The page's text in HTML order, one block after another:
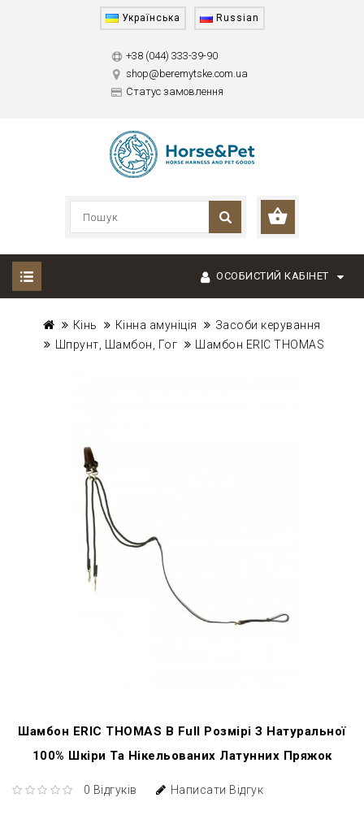
Українська Russian
+38 (044) 333-39-90
shop@beremytske.com.ua
Статус замовлення
ОСОБИСТИЙ КАБІНЕТ
Кінь Кінна амуніція
Засоби керування
Шпрунт, Шамбон, Гог
Шамбон ERIC THOMAS
Шамбон ERIC THOMAS В Full Розмірі З Натуральної
100% Шкіри Та Нікельованих Латунних Пряжок
0 Відгуків Написати Відгук